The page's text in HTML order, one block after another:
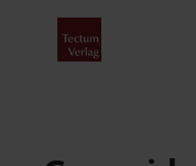
„Genozid als